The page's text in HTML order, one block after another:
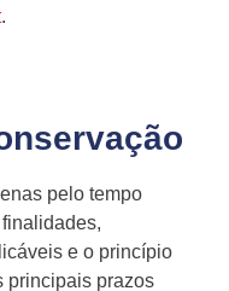
.
pelo tempo
e o princípio
principais prazos